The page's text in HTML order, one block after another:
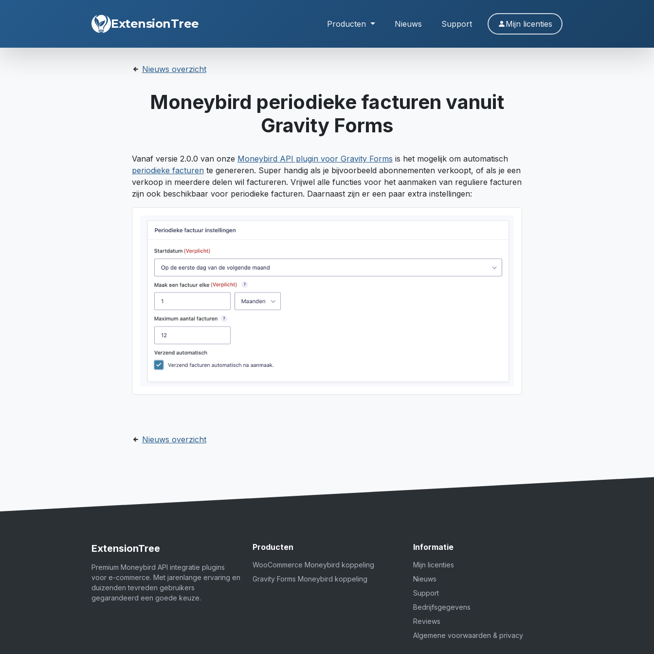
ExtensionTree Producten Nieuws Support Mijn licenties
Nieuws overzicht
Moneybird periodieke facturen vanuit
Gravity Forms
Vanaf versie 2.0.0 van onze Moneybird API plugin voor Gravity Forms is het mogelijk om automatisch
periodieke facturente genereren. Super handig als je bijvoorbeeld abonnementen verkoopt, of als je een
verkoop in meerdere delen wil factureren. Vrijwel alle functies voor het aanmaken van reguliere facturen
zijn ook beschikbaar voor periodieke facturen. Daarnaast zijn er een paar extra instellingen:
Nieuws overzicht
ExtensionTree
Premium Moneybird API integratie plugins
voor e-commerce. Met jarenlange ervaring en
duizenden tevreden gebruikers
gegarandeerd een goede keuze.
Producten
WooCommerce Moneybird koppeling
Gravity Forms Moneybird koppeling
Informatie
Mijn licenties
Nieuws
Support
Bedrijfsgegevens
Reviews
Algemene voorwaarden & privacy